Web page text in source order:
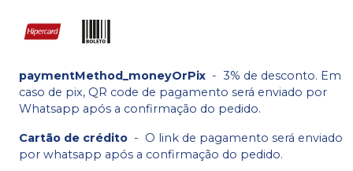
paymentMethod_moneyOrPix - 3% de desconto. Em
caso de pix, QR code de pagamento será enviado por
Whatsapp após a confirmação do pedido.
Cartão de crédito - O link de pagamento será enviado
por whatsapp após a confirmação do pedido.